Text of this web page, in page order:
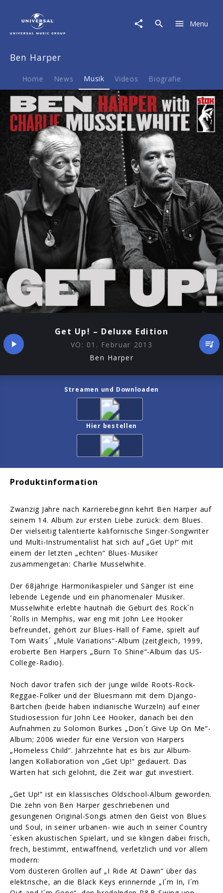
Musik
Get
Deluxe
Edition
Menu
Ben Harper
Home News Musik Videos Biografie
Get Up! – Deluxe Edition
VÖ: 01. Februar 2013
Ben Harper
Streamen und Downloaden
Hier bestellen
Produktinformation
Zwanzig Jahre nach Karrierebeginn kehrt Ben Harper auf
seinem 14. Album zur ersten Liebe zurück: dem Blues.
Der vielseitig talentierte kalifornische Singer-Songwriter
und Multi-Instrumentalist hat sich auf „Get Up!“ mit
einem der letzten „echten“ Blues-Musiker
zusammengetan: Charlie Musselwhite.
Der 68jährige Harmonikaspieler und Sänger ist eine
lebende Legende und ein phänomenaler Musiker.
Musselwhite erlebte hautnah die Geburt des Rock´n
´Rolls in Memphis, war eng mit John Lee Hooker
befreundet, gehört zur Blues-Hall of Fame, spielt auf
Tom Waits´ „Mule Variations“-Album (zeitgleich, 1999,
eroberte Ben Harpers „Burn To Shine“-Album das US-
College-Radio).
Noch davor trafen sich der junge wilde Roots-Rock-
Reggae-Folker und der Bluesmann mit dem Django-
Bärtchen (beide haben indianische Wurzeln) auf einer
Studiosession für John Lee Hooker, danach bei den
Aufnahmen zu Solomon Burkes „Don´t Give Up On Me“-
Album; 2006 wieder für eine Version von Harpers
„Homeless Child“. Jahrzehnte hat es bis zur Album-
langen Kollaboration von „Get Up!“ gedauert. Das
Warten hat sich gelohnt, die Zeit war gut investiert.
„Get Up!“ ist ein klassisches Oldschool-Album geworden.
Die zehn von Ben Harper geschriebenen und
gesungenen Original-Songs atmen den Geist von Blues
und Soul, in seiner urbanen- wie auch in seiner Country
´esken akustischen Spielart, und sie klingen dabei frisch,
frech, bestimmt, entwaffnend, verletzlich und vor allem
modern:
Vom düsteren Grollen auf „I Ride At Dawn“ über das
elektrische, an die Black Keys erinnernde „I´m In, I´m